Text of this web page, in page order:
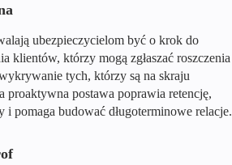
ubezpieczycielom być o krok do
klientów, którzy mogą zgłaszać roszczenia
tych, którzy są na skraju
proaktywna postawa poprawia retencję,
i pomaga budować długoterminowe relacje.